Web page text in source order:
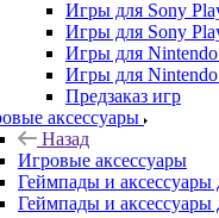
Игры для Sony
Игры для Sony
Игры для
Игры для
Предзаказ игр
аксессуары
Назад
Игровые аксессуары
Геймпады и аксессуары
Геймпады и аксессуары